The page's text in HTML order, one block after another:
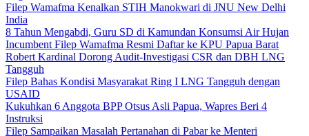
Filep Wamafma Kenalkan STIH Manokwari di JNU New Delhi
India
8 Tahun Mengabdi, Guru SD di Kamundan Konsumsi Air Hujan
Incumbent Filep Wamafma Resmi Daftar ke KPU Papua Barat
Robert Kardinal Dorong Audit-Investigasi CSR dan DBH LNG
Tangguh
Filep Bahas Kondisi Masyarakat Ring I LNG Tangguh dengan
USAID
Kukuhkan 6 Anggota BPP Otsus Asli Papua, Wapres Beri 4
Instruksi
Filep Sampaikan Masalah Pertanahan di Pabar ke Menteri